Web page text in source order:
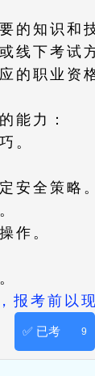
的知识和
线下考试
的职业资
能力：
。
安全策略。
作。
考前以
9
✅ 已考